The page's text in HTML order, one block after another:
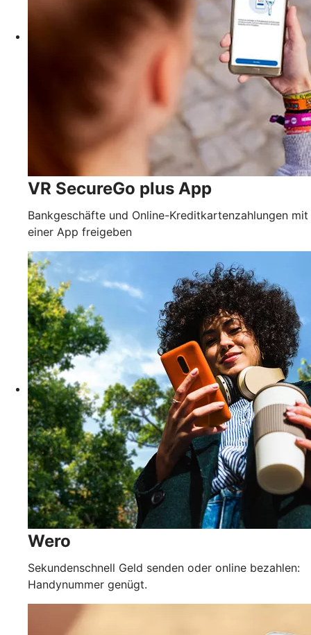
VR SecureGo plus App
Bankgeschäfte und Online-Kreditkartenzahlungen mit
einer App freigeben
Wero
Sekundenschnell Geld senden oder online bezahlen:
Handynummer genügt.